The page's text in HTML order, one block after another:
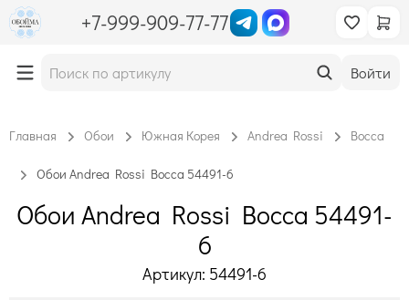
+7-999-909-77-77
Войти
Главная Обои Южная Корея Andrea Rossi Bocca
Обои Andrea Rossi Bocca 54491-6
Обои Andrea Rossi Bocca 54491-
6
Артикул: 54491-6